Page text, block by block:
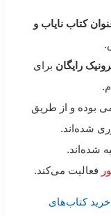
کتاب نایاب و
رایگان برای
بوده و از طریق
شده‌اند.
شده‌اند.
فعالیت می‌کند.
خرید کتاب‌های